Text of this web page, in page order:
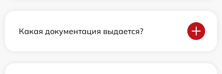
Какая документация выдается?